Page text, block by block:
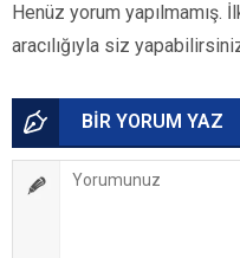
Henüz yorum yapılmamış.
aracılığıyla siz
BİR YORUM YAZ